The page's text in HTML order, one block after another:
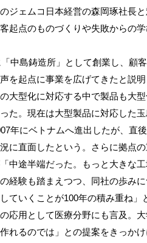
ジェムコ日本経営の森岡琢社長
起点のものづくりや失敗からの
中島鋳造所」として創業し、顧
を起点に事業を広げてきたと説明
大型化に対応する中で製品も大
た。現在は大型製品に対応した玉
年にベトナムへ進出したが、直
に直面したという。さらに拠点
中途半端だった。もっと大きな
経験も踏まえつつ、同社の歩み
ていくことが100年の積み重ね」
応用として医療分野にも言及。
れるのでは」との提案をきっか